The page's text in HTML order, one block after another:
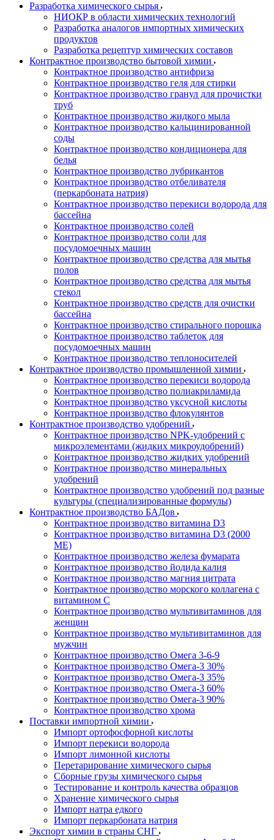
Разработка химического сырья
НИОКР в области химических технологий
Разработка аналогов импортных химических
продуктов
Разработка рецептур химических составов
Контрактное производство бытовой химии
Контрактное производство антифриза
Контрактное производство геля для стирки
Контрактное производство гранул для прочистки
труб
Контрактное производство жидкого мыла
Контрактное производство кальцинированной
соды
Контрактное производство кондиционера для
белья
Контрактное производство лубрикантов
Контрактное производство отбеливателя
(перкарбоната натрия)
Контрактное производство перекиси водорода для
бассейна
Контрактное производство солей
Контрактное производство соли для
посудомоечных машин
Контрактное производство средства для мытья
полов
Контрактное производство средства для мытья
стекол
Контрактное производство средств для очистки
бассейна
Контрактное производство стирального порошка
Контрактное производство таблеток для
посудомоечных машин
Контрактное производство теплоносителей
Контрактное производство промышленной химии
Контрактное производство перекиси водорода
Контрактное производство полиакриламида
Контрактное производство уксусной кислоты
Контрактное производство флокулянтов
Контрактное производство удобрений
Контрактное производство NPK-удобрений с
микроэлементами (жидких микроудобрений)
Контрактное производство жидких удобрений
Контрактное производство минеральных
удобрений
Контрактное производство удобрений под разные
культуры (специализированные формулы)
Контрактное производство БАДов
Контрактное производство витамина D3
Контрактное производство витамина D3 (2000
МЕ)
Контрактное производство железа фумарата
Контрактное производство йодида калия
Контрактное производство магния цитрата
Контрактное производство морского коллагена с
витамином С
Контрактное производство мультивитаминов для
женщин
Контрактное производство мультивитаминов для
мужчин
Контрактное производство Омега 3-6-9
Контрактное производство Омега-3 30%
Контрактное производство Омега-3 35%
Контрактное производство Омега-3 60%
Контрактное производство Омега-3 90%
Контрактное производство хрома
Поставки импортной химии
Импорт ортофосфорной кислоты
Импорт перекиси водорода
Импорт лимонной кислоты
Перетарирование химического сырья
Сборные грузы химического сырья
Тестирование и контроль качества образцов
Хранение химического сырья
Импорт натра едкого
Импорт перкарбоната натрия
Экспорт химии в страны СНГ